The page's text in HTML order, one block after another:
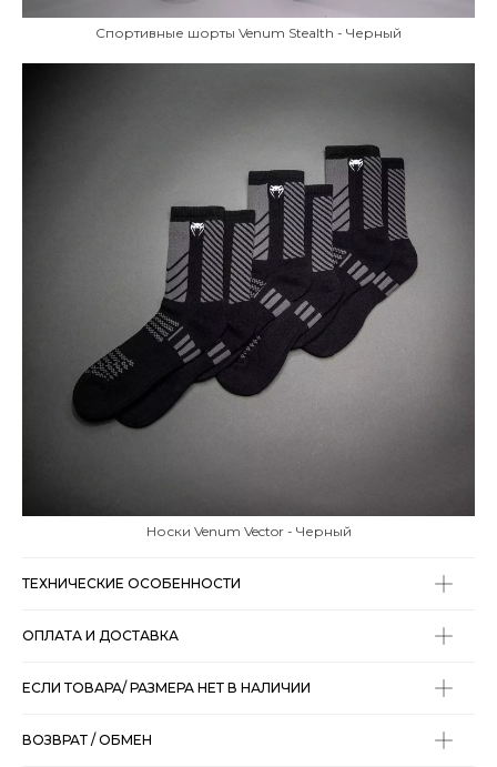
Спортивные шорты Venum Stealth - Черный
Носки Venum Vector - Черный
ТЕХНИЧЕСКИЕ ОСОБЕННОСТИ
ОПЛАТА И ДОСТАВКА
ЕСЛИ ТОВАРА/ РАЗМЕРА НЕТ В НАЛИЧИИ
ВОЗВРАТ / ОБМЕН